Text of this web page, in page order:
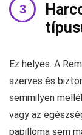
Ez helyes. A
szerves és
semmilyen
vagy az
papilloma sem